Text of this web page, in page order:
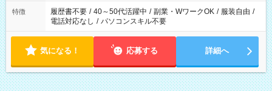
特徴 履歴書不要 / 40～50代活躍中 / 副業・WワークOK / 服装自由 /
電話対応なし / パソコンスキル不要
気になる！ 応募する 詳細へ